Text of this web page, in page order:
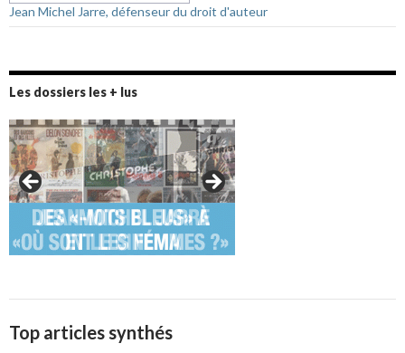
Jean Michel Jarre, défenseur du droit d'auteur
Les dossiers les + lus
Top articles synthés